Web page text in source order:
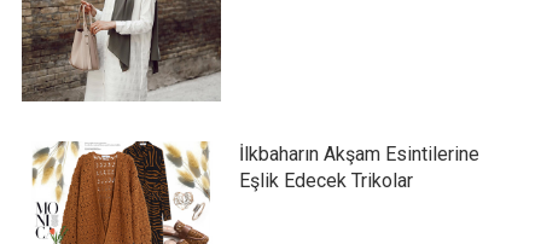
İlkbaharın Akşam Esintilerine
Eşlik Edecek Trikolar